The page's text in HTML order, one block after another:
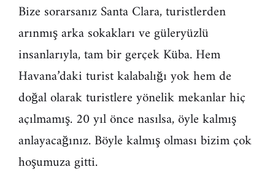
Bize sorarsanız Santa Clara, turistlerden
arınmış arka sokakları ve güleryüzlü
insanlarıyla, tam bir gerçek Küba. Hem
Havana’daki turist kalabalığı yok hem de
doğal olarak turistlere yönelik mekanlar hiç
açılmamış. 20 yıl önce nasılsa, öyle kalmış
anlayacağınız. Böyle kalmış olması bizim çok
hoşumuza gitti.